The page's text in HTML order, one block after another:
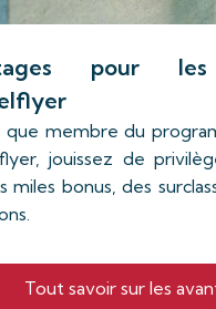
pour les
que membre du
jouissez de
miles bonus, des
Tout savoir sur les